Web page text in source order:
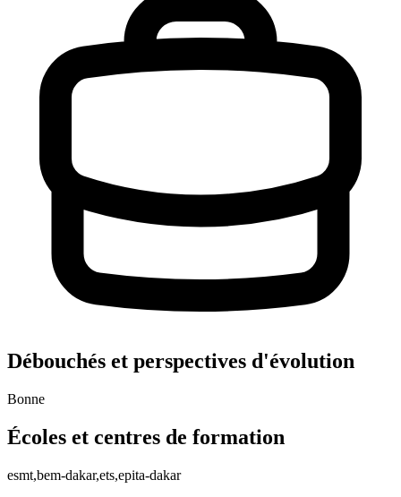
Débouchés et perspectives d'évolution
Bonne
Écoles et centres de formation
esmt,bem-dakar,ets,epita-dakar